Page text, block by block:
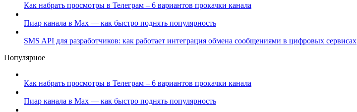
Как набрать просмотры в Телеграм – 6 вариантов прокачки канала
Пиар канала в Max — как быстро поднять популярность
SMS API для разработчиков: как работает интеграция обмена сообщениями в цифровых сервисах
Популярное
Как набрать просмотры в Телеграм – 6 вариантов прокачки канала
Пиар канала в Max — как быстро поднять популярность